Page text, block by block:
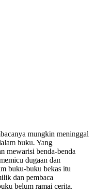
mungkin meninggal
buku. Yang
mewarisi benda-benda
dugaan dan
buku-buku bekas itu
dan pembaca
belum ramai cerita.